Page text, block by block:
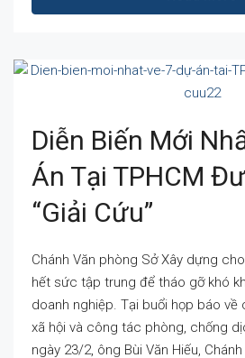
Diễn Biến Mới
Án Tại TPHCM
“giải Cứu”
Chánh Văn phòng Sở Xây dựng
hết sức tập trung để tháo gỡ khó
doanh nghiệp. Tại buổi họp báo về
xã hội và công tác phòng, chống
ngày 23/2, ông Bùi Văn Hiếu,